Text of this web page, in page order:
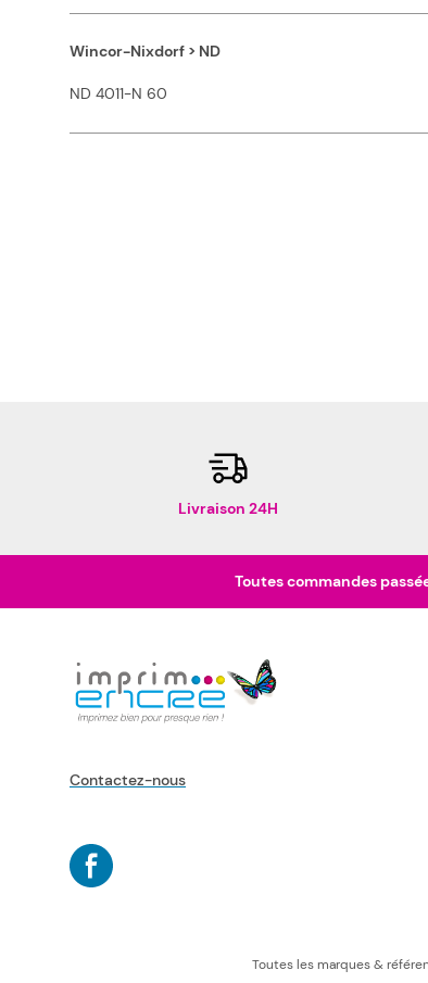
Wincor-Nixdorf > ND
ND 4011-N 60
Livraison 24H
Toutes commandes
Contactez-nous
Toutes les marques &